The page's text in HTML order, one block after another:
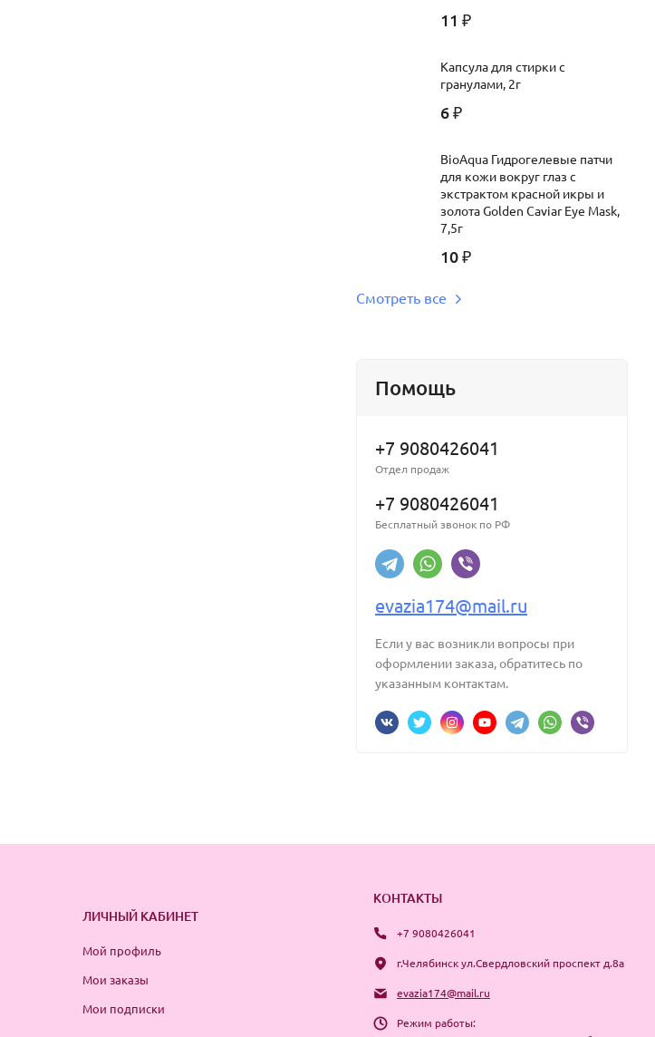
11 ₽
Капсула для стирки с
гранулами, 2г
6 ₽
BioAqua Гидрогелевые патчи
для кожи вокруг глаз c
экстрактом красной икры и
золота Golden Caviar Eye Mask,
7,5г
10 ₽
Смотреть все
Помощь
+7 9080426041
Отдел продаж
+7 9080426041
Бесплатный звонок по РФ
evazia174@mail.ru
Если у вас возникли вопросы при
оформлении заказа, обратитесь по
указанным контактам.
ЛИЧНЫЙ КАБИНЕТ
Мой профиль
Мои заказы
Мои подписки
КОНТАКТЫ
+7 9080426041
г.Челябинск ул.Свердловский проспект д.8а
evazia174@mail.ru
Режим работы: